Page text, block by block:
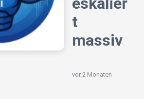
t
massiv
vor 2 Monaten